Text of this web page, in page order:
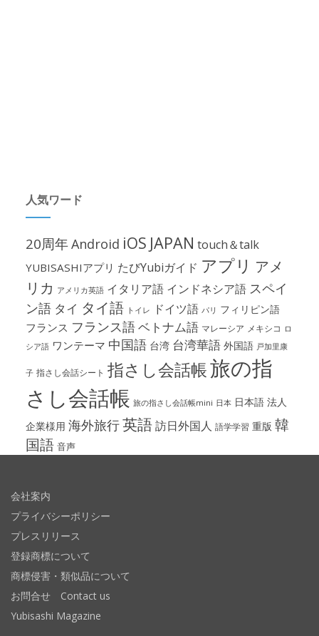
人気ワード
20周年Android iOS JAPAN touch＆talk
YUBISASHIアプリ たびYubiガイド アプリ アメ
リカ アメリカ英語 イタリア語 インドネシア語 スペイ
ン語 タイ タイ語 トイレ ドイツ語 パリ フィリピン語
フランス フランス語ベトナム語 マレーシア メキシコ ロ
シア語 ワンテーマ 中国語 台湾 台湾華語 外国語 戸加里康
子 指さし会話シート 指さし会話帳旅の指
さし会話帳 旅の指さし会話帳mini 日本 日本語 法人
企業様用 海外旅行英語訪日外国人 語学学習 重版 韓
国語 音声
会社案内
プライバシーポリシー
プレスリリース
登録商標について
商標侵害・類似品について
お問合せ Contact us
Yubisashi Magazine